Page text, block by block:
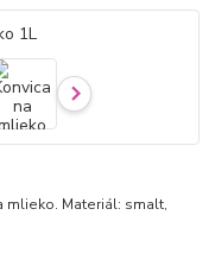
mlieko. Materiál: smalt,